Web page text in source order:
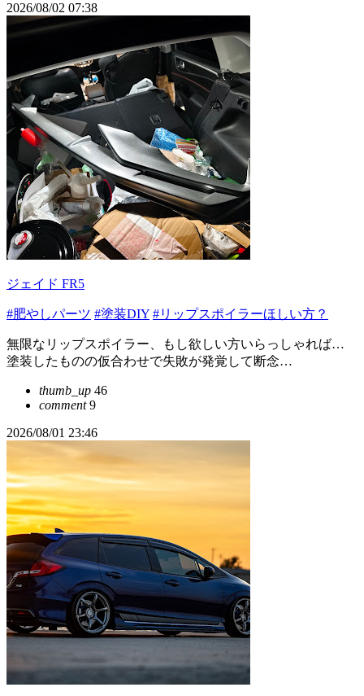
2026/08/02 07:38
ジェイド FR5
#肥やしパーツ #塗装DIY #リップスポイラーほしい方？
無限なリップスポイラー、もし欲しい方いらっしゃれば…
塗装したものの仮合わせで失敗が発覚して断念…
thumb_up 46
comment9
2026/08/01 23:46